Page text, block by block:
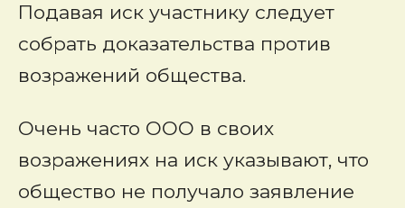
Подавая иск участнику следует
собрать доказательства против
возражений общества.
Очень часто ООО в своих
возражениях на иск указывают, что
общество не получало заявление